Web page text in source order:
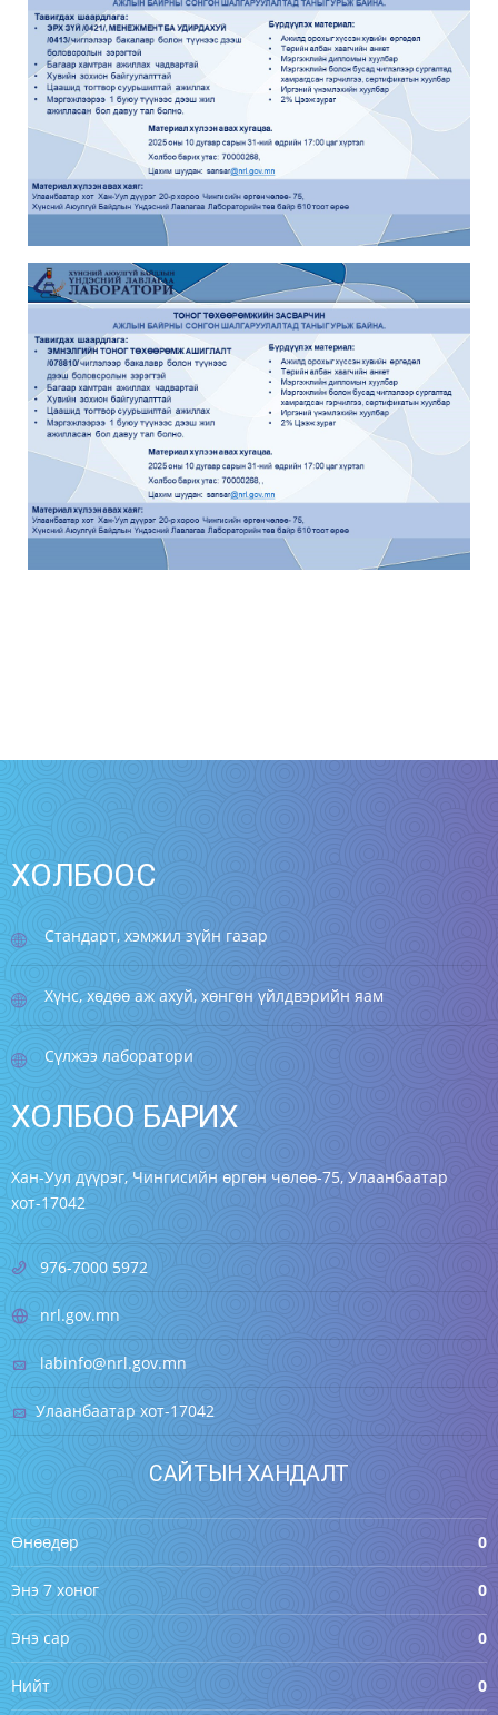
ХОЛБООС
Стандарт, хэмжил зүйн газар
Хүнс, хөдөө аж ахуй, хөнгөн үйлдвэрийн яам
Сүлжээ лаборатори
ХОЛБОО БАРИХ
Хан-Уул дүүрэг, Чингисийн өргөн чөлөө-75, Улаанбаатар
хот-17042
976-7000 5972
nrl.gov.mn
labinfo@nrl.gov.mn
Улаанбаатар хот-17042
САЙТЫН ХАНДАЛТ
Өнөөдөр 0
Энэ 7 хоног 0
Энэ сар 0
Нийт 0